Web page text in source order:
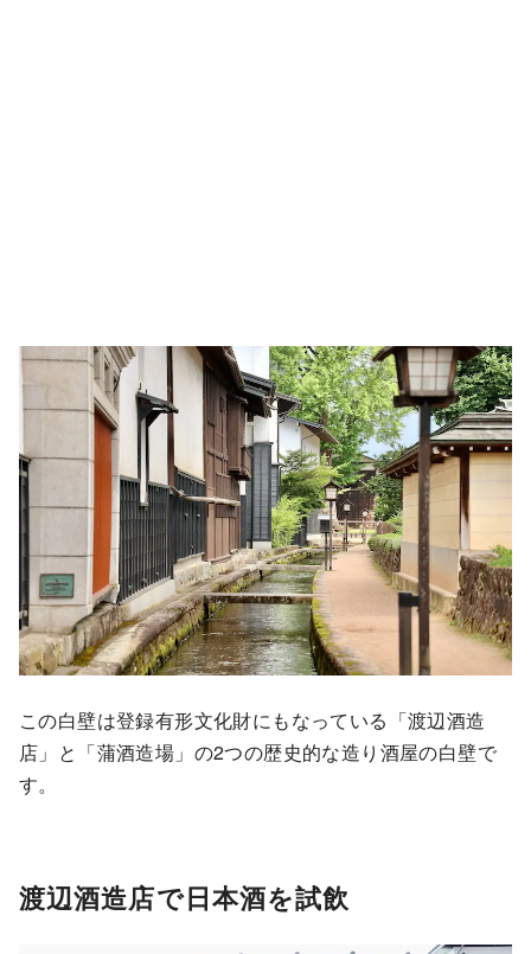
この白壁は登録有形文化財にもなっている「渡辺酒造
店」と「蒲酒造場」の2つの歴史的な造り酒屋の白壁で
す。
渡辺酒造店で日本酒を試飲